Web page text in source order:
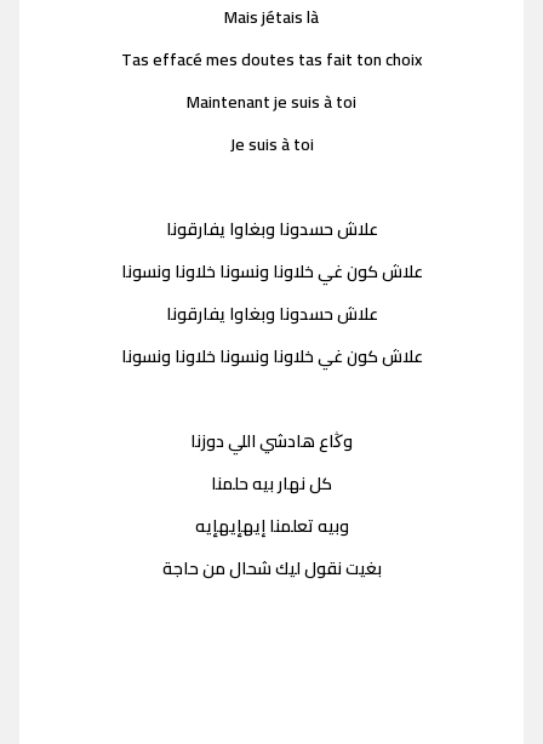
Mais jétais là
Tas effacé mes doutes tas fait ton choix
Maintenant je suis à toi
Je suis à toi
علاش حسدونا وبغاوا يفارقونا
علاش كون غي خلاونا ونسونا خلاونا ونسونا
علاش حسدونا وبغاوا يفارقونا
علاش كون غي خلاونا ونسونا خلاونا ونسونا
وڭاع هادشي اللي دوزنا
كل نهار بيه حلمنا
وبيه تعلمنا إيهإيهإيه
بغيت نقول ليك شحال من حاجة